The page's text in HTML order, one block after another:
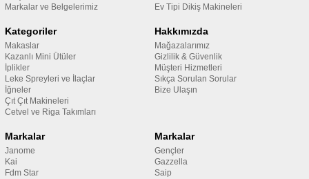
Markalar ve Belgelerimiz
Ev Tipi Dikiş Makineleri
Kategoriler
Makaslar
Kazanlı Mini Ütüler
İplikler
Leke Spreyleri ve İlaçlar
İğneler
Çıt Çıt Makineleri
Cetvel ve Riga Takımları
Hakkımızda
Mağazalarımız
Gizlilik & Güvenlik
Müşteri Hizmetleri
Sıkça Sorulan Sorular
Bize Ulaşın
Markalar
Janome
Kai
Fdm Star
Markalar
Gençler
Gazzella
Saip